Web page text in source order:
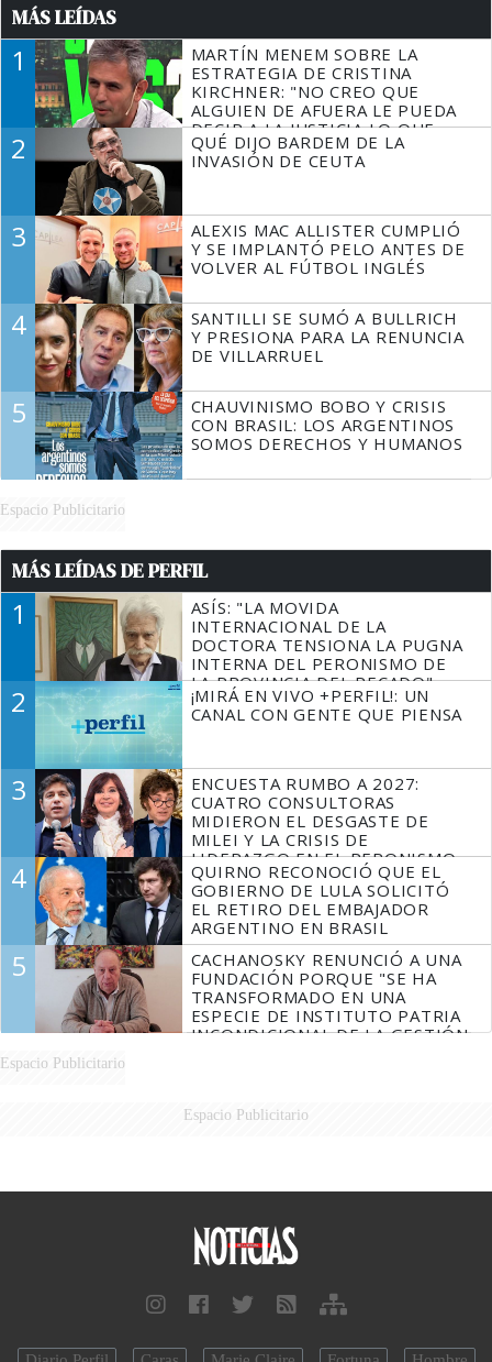
MÁS LEÍDAS
1
MARTÍN MENEM SOBRE LA
ESTRATEGIA DE CRISTINA
KIRCHNER: "NO CREO QUE
ALGUIEN DE AFUERA LE PUEDA
DECIR A LA JUSTICIA LO QUE
TIENE QUE HACER"
2
QUÉ DIJO BARDEM DE LA
INVASIÓN DE CEUTA
3
ALEXIS MAC ALLISTER CUMPLIÓ
Y SE IMPLANTÓ PELO ANTES DE
VOLVER AL FÚTBOL INGLÉS
4
SANTILLI SE SUMÓ A BULLRICH
Y PRESIONA PARA LA RENUNCIA
DE VILLARRUEL
5
CHAUVINISMO BOBO Y CRISIS
CON BRASIL: LOS ARGENTINOS
SOMOS DERECHOS Y HUMANOS
Espacio Publicitario
MÁS LEÍDAS DE PERFIL
1
ASÍS: "LA MOVIDA
INTERNACIONAL DE LA
DOCTORA TENSIONA LA PUGNA
INTERNA DEL PERONISMO DE
LA PROVINCIA DEL PECADO"
2
¡MIRÁ EN VIVO +PERFIL!: UN
CANAL CON GENTE QUE PIENSA
3
ENCUESTA RUMBO A 2027:
CUATRO CONSULTORAS
MIDIERON EL DESGASTE DE
MILEI Y LA CRISIS DE
LIDERAZGO EN EL PERONISMO
4
QUIRNO RECONOCIÓ QUE EL
GOBIERNO DE LULA SOLICITÓ
EL RETIRO DEL EMBAJADOR
ARGENTINO EN BRASIL
5
CACHANOSKY RENUNCIÓ A UNA
FUNDACIÓN PORQUE "SE HA
TRANSFORMADO EN UNA
ESPECIE DE INSTITUTO PATRIA
INCONDICIONAL DE LA GESTIÓN
Espacio Publicitario
Espacio Publicitario